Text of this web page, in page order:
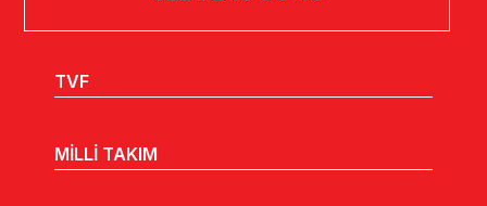
TVF
MİLLİ TAKIM